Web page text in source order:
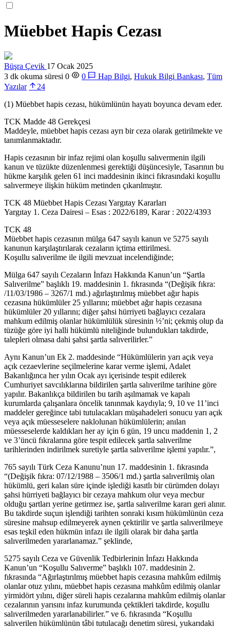
Müebbet Hapis Cezası
Büşra Çevik 17 Ocak 2025
3 dk okuma süresi 0 0 Hap Bilgi, Hukuk Bilgi Bankası, Tüm
Yazılar
24
(1) Müebbet hapis cezası, hükümlünün hayatı boyunca devam eder.
TCK Madde 48 Gerekçesi
Maddeyle, müebbet hapis cezası ayrı bir ceza olarak getirilmekte ve
tanımlanmaktadır.
Hapis cezasının bir infaz rejimi olan koşullu salıvermenin ilgili
kanun ve tüzükte düzenlenmesi gerektiği düşüncesiyle, Tasarının bu
hükme karşılık gelen 61 inci maddesinin ikinci fıkrasındaki koşullu
salıvermeye ilişkin hüküm metinden çıkarılmıştır.
TCK 48 Müebbet Hapis Cezası Yargıtay Kararları
Yargıtay 1. Ceza Dairesi – Esas : 2022/6189, Karar : 2022/4393
TCK 48
Müebbet hapis cezasının mülga 647 sayılı kanun ve 5275 sayılı
kanunun karşılaştırılarak cezaların içtima ettirilmesi.
Koşullu salıverilme ile ilgili mevzuat incelendiğinde;
Mülga 647 sayılı Cezaların İnfazı Hakkında Kanun’un “Şartla
Salıverilme” başlıklı 19. maddesinin 1. fıkrasında “(Değişik fıkra:
/11/03/1986 – 3267/1 md.) ağırlaştırılmış müebbet ağır hapis
cezasına hükümlüler 25 yıllarını; müebbet ağır hapis cezasına
hükümlüler 20 yıllarını; diğer şahsi hürriyeti bağlayıcı cezalara
mahkum edilmiş olanlar hükümlülük süresinin ½’ni; çekmiş olup da
tüzüğe göre iyi halli hükümlü niteliğinde bulundukları takdirde,
talepleri olmasa dahi şahsi şartla salıverilirler.”
Aynı Kanun’un Ek 2. maddesinde “Hükümlülerin yarı açık veya
açık cezaevlerine seçilmelerine karar verme işlemi, Adalet
Bakanlığınca her yılın Ocak ayı içerisinde tespit edilerek
Cumhuriyet savcılıklarına bildirilen şartla salıverilme tarihine göre
yapılır. Bakanlıkça bildirilen bu tarih aşılmamak ve kapalı
kurumlarda çalışanlara öncelik tanınmak kaydıyla; 9, 10 ve 11’inci
maddeler gereğince tabi tutulacakları müşahadeleri sonucu yarı açık
veya açık müesseselere naklolunan hükümlülerin; anılan
müesseselerde kaldıkları her ay için 6 gün, 19 uncu maddenin 1, 2
ve 3’üncü fıkralarına göre tespit edilecek şartla salıverilme
tarihlerinden indirilmek suretiyle şartla salıverilme işlemi yapılır.”,
765 sayılı Türk Ceza Kanunu’nun 17. maddesinin 1. fıkrasında
“(Değişik fıkra: 07/12/1988 – 3506/1 md.) şartla salıverilmiş olan
hükümlü, geri kalan süre içinde işlediği kasıtlı bir cürümden dolayı
şahsi hürriyeti bağlayıcı bir cezaya mahkum olur veya mecbur
olduğu şartları yerine getirmez ise, şartla salıverilme kararı geri alınır.
Bu takdirde suçun işlendiği tarihten sonraki kısım hükümlünün ceza
süresine mahsup edilmeyerek aynen çektirilir ve şartla salıverilmeye
esas teşkil eden hükmün infazı ile ilgili olarak bir daha şartla
salıverilmeden yararlanamaz.” şeklinde,
5275 sayılı Ceza ve Güvenlik Tedbirlerinin İnfazı Hakkında
Kanun’un “Koşullu Salıverme” başlıklı 107. maddesinin 2.
fıkrasında “Ağırlaştırılmış müebbet hapis cezasına mahkûm edilmiş
olanlar otuz yılını, müebbet hapis cezasına mahkûm edilmiş olanlar
yirmidört yılını, diğer süreli hapis cezalarına mahkûm edilmiş olanlar
cezalarının yarısını infaz kurumunda çektikleri takdirde, koşullu
salıverilmeden yararlanabilirler.” ve 6. fıkrasında “Koşullu
salıverilen hükümlünün tâbi tutulacağı denetim süresi, yukarıdaki